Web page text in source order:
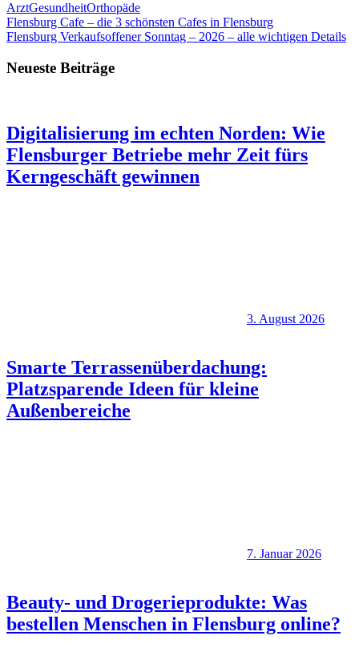
ArztGesundheitOrthopäde
Beitragsnavigation
Vorheriger
Beitrag:
Flensburg Cafe – die 3 schönsten Cafes in Flensburg
Nächster
Flensburg Verkaufsoffener Sonntag – 2026 – alle wichtigen Details
Neueste Beiträge
Digitalisierung im echten Norden: Wie
Flensburger Betriebe mehr Zeit fürs
Kerngeschäft gewinnen
3. August 2026
Smarte Terrassenüberdachung:
Platzsparende Ideen für kleine
Außenbereiche
7. Januar 2026
Beauty- und Drogerieprodukte: Was
bestellen Menschen in Flensburg online?